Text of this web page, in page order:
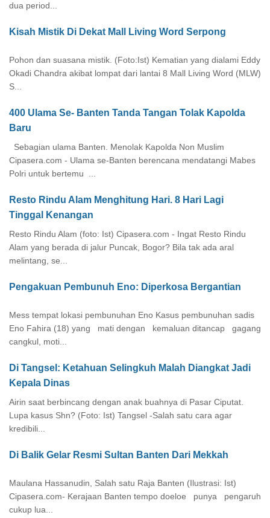
dua period...
Kisah Mistik Di Dekat Mall Living Word Serpong
Pohon dan suasana mistik. (Foto:Ist) Kematian yang dialami Eddy
Okadi Chandra akibat lompat dari lantai 8 Mall Living Word (MLW)
S...
400 Ulama Se- Banten Tanda Tangan Tolak Kapolda
Baru
Sebagian ulama Banten. Menolak Kapolda Non Muslim
Cipasera.com - Ulama se-Banten berencana mendatangi Mabes
Polri untuk bertemu ...
Resto Rindu Alam Menghitung Hari. 8 Hari Lagi
Tinggal Kenangan
Resto Rindu Alam (foto: Ist) Cipasera.com - Ingat Resto Rindu
Alam yang berada di jalur Puncak, Bogor? Bila tak ada aral
melintang, se...
Pengakuan Pembunuh Eno: Diperkosa Bergantian
Mess tempat lokasi pembunuhan Eno Kasus pembunuhan sadis
Eno Fahira (18) yang mati dengan kemaluan ditancap gagang
cangkul, moti...
Di Tangsel: Ketahuan Selingkuh Malah Diangkat Jadi
Kepala Dinas
Airin saat berbincang dengan anak buahnya di Pasar Ciputat.
Lupa kasus Shn? (Foto: Ist) Tangsel -Salah satu cara agar
kredibili...
Di Balik Gelar Resmi Sultan Banten Dari Mekkah
Maulana Hassanudin, Salah satu Raja Banten (Ilustrasi: Ist)
Cipasera.com- Kerajaan Banten tempo doeloe punya pengaruh
cukup lua...